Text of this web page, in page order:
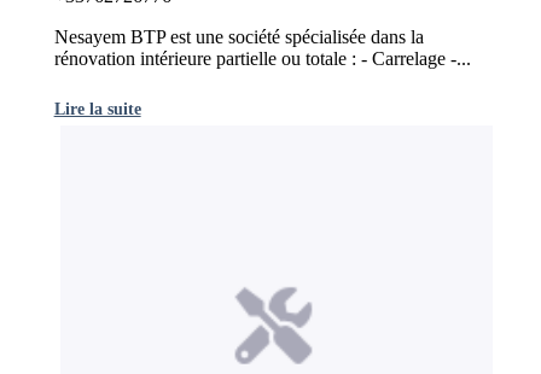
Nesayem BTP est une société spécialisée dans la
rénovation intérieure partielle ou totale : - Carrelage -...
Lire la suite